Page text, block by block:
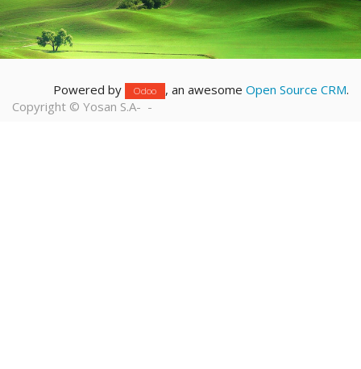
Powered by Odoo , an awesome Open Source CRM.
Copyright © Yosan S.A- -